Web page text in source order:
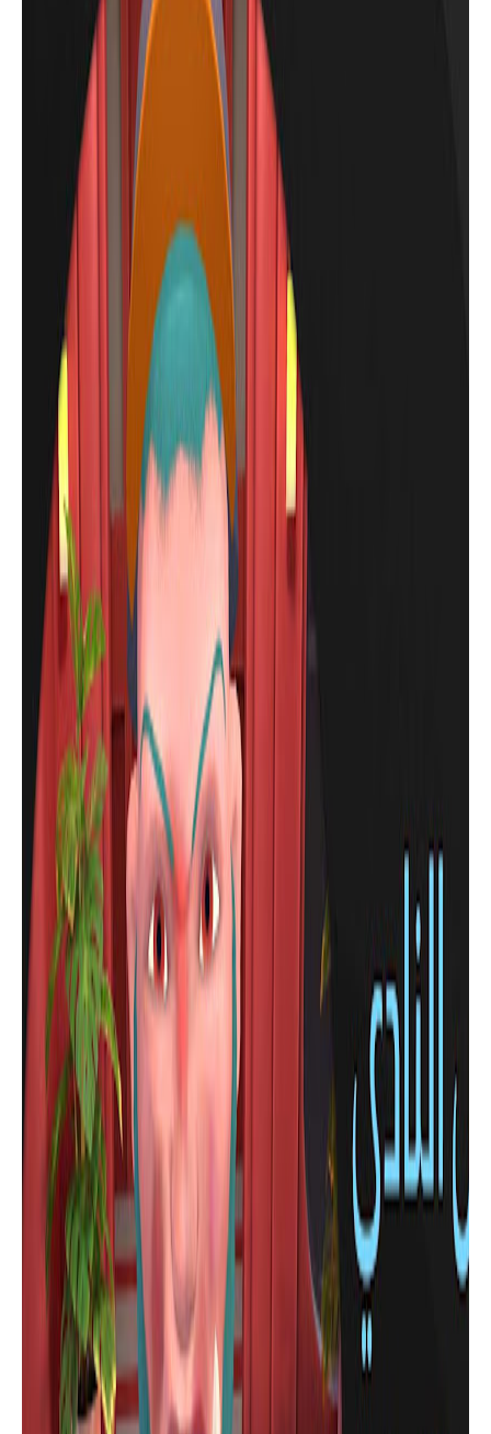
لعبة المتنمر بولي للهاتف - عِش أقوى
مغامرات المدرسة المشاغبة
أفضل تطبيق مشاركة الملفات من أندرويد
لأيفون والعكس
ألعاب للهاتف
لعبة محاكاة القطط المرحة ومهمتك هي
إحداث الفوضى في المنزل